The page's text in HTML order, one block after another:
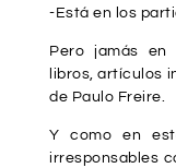
-Está en los
Pero jamás en
libros, artículos
de Paulo Freire.
Y como en
irresponsables